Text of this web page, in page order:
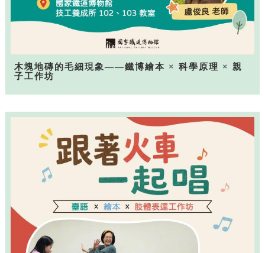
木塊地磚的毛細現象——鐵博繪本 × 科學原理 × 親
子工作坊